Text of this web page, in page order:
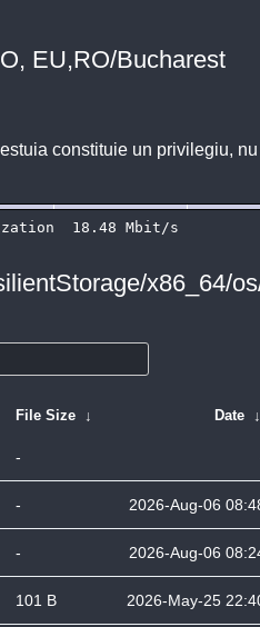
EU,RO/Bucharest
constituie un privilegiu,
x86_64/
File Size ↓ Date ↓
-
- 2026-Aug-06
- 2026-Aug-06
101 B 2026-May-25